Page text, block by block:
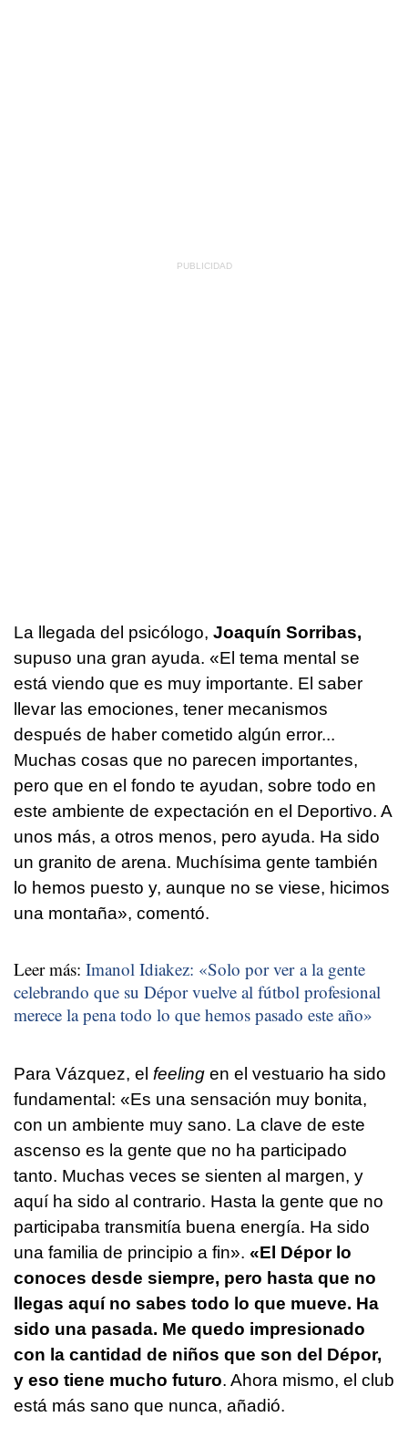
La llegada del psicólogo, Joaquín Sorribas,
supuso una gran ayuda. «El tema mental se
está viendo que es muy importante. El saber
llevar las emociones, tener mecanismos
después de haber cometido algún error...
Muchas cosas que no parecen importantes,
pero que en el fondo te ayudan, sobre todo en
este ambiente de expectación en el Deportivo. A
unos más, a otros menos, pero ayuda. Ha sido
un granito de arena. Muchísima gente también
lo hemos puesto y, aunque no se viese, hicimos
una montaña», comentó.
Leer más: Imanol Idiakez: «Solo por ver a la gente
celebrando que su Dépor vuelve al fútbol profesional
merece la pena todo lo que hemos pasado este año»
Para Vázquez, el feeling en el vestuario ha sido
fundamental: «Es una sensación muy bonita,
con un ambiente muy sano. La clave de este
ascenso es la gente que no ha participado
tanto. Muchas veces se sienten al margen, y
aquí ha sido al contrario. Hasta la gente que no
participaba transmitía buena energía. Ha sido
una familia de principio a fin». «El Dépor lo
conoces desde siempre, pero hasta que no
llegas aquí no sabes todo lo que mueve. Ha
sido una pasada. Me quedo impresionado
con la cantidad de niños que son del Dépor,
y eso tiene mucho futuro. Ahora mismo, el club
está más sano que nunca, añadió.